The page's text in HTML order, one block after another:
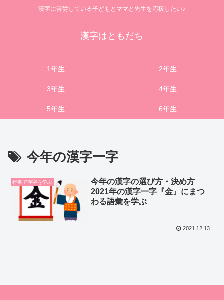
漢字に苦労している子どもとママと先生を応援したい♪
漢字はともだち
1年生 2年生
3年生 4年生
5年生 6年生
今年の漢字一字
行事で漢字を学ぶ
今年の漢字の選び方・決め方
2021年の漢字一字『金』にまつ
わる語彙を学ぶ
2021.12.13